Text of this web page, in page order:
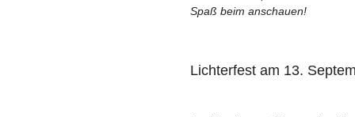
Spaß beim anschauen!
Lichterfest am 13.